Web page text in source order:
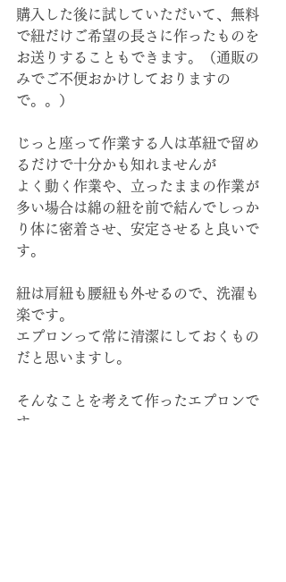
購入した後に試していただいて、無料
で紐だけご希望の長さに作ったものを
お送りすることもできます。（通販の
みでご不便おかけしておりますの
で。。）
じっと座って作業する人は革紐で留め
るだけで十分かも知れませんが
よく動く作業や、立ったままの作業が
多い場合は綿の紐を前で結んでしっか
り体に密着させ、安定させると良いで
す。
紐は肩紐も腰紐も外せるので、洗濯も
楽です。
エプロンって常に清潔にしておくもの
だと思いますし。
そんなことを考えて作ったエプロンで
す。